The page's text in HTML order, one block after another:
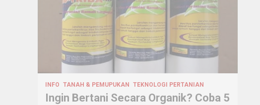
INFO TANAH & PEMUPUKAN TEKNOLOGI PERTANIAN
Ingin Bertani Secara Organik? Coba 5